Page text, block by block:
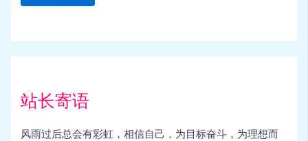
站长寄语
风雨过后总会有彩虹，相信自己，为目标奋斗，为理想而